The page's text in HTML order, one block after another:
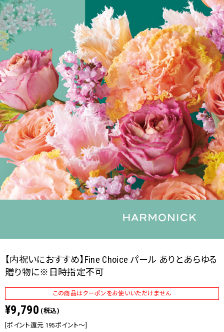
【内祝いにおすすめ】Fine Choice パール ありとあらゆる
贈り物に※日時指定不可
この商品はクーポンをお使いいただけません
¥9,790 (税込)
[ポイント還元 195ポイント～]